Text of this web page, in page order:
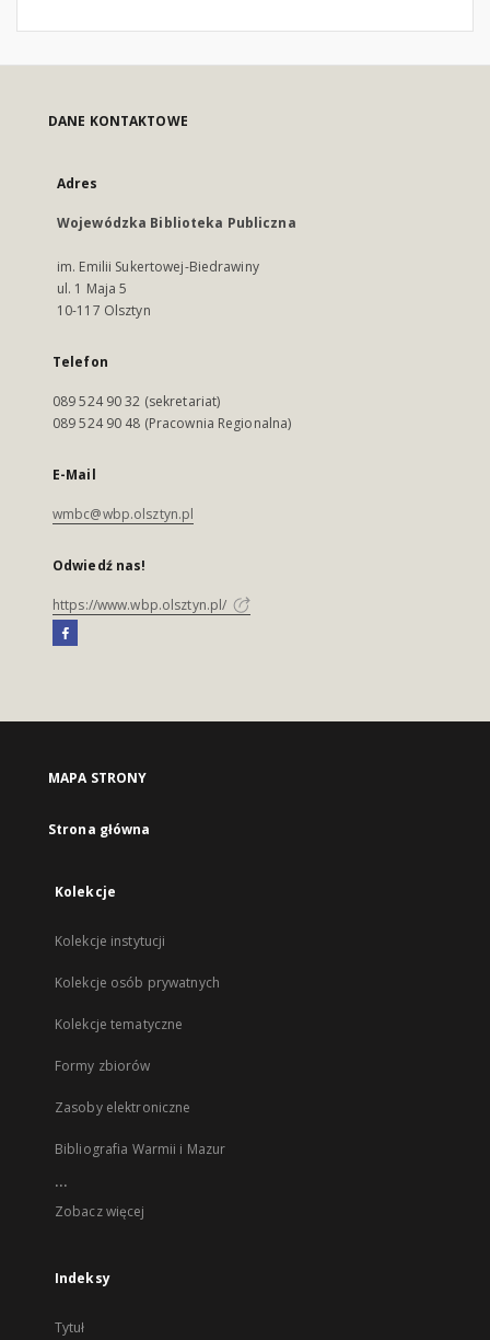
DANE KONTAKTOWE
Adres
Wojewódzka Biblioteka Publiczna
im. Emilii Sukertowej-Biedrawiny
ul. 1 Maja 5
10-117 Olsztyn
Telefon
089 524 90 32 (sekretariat)
089 524 90 48 (Pracownia Regionalna)
E-Mail
wmbc@wbp.olsztyn.pl
Odwiedź nas!
https://www.wbp.olsztyn.pl/
MAPA STRONY
Strona główna
Kolekcje
Kolekcje instytucji
Kolekcje osób prywatnych
Kolekcje tematyczne
Formy zbiorów
Zasoby elektroniczne
Bibliografia Warmii i Mazur
...
Zobacz więcej
Indeksy
Tytuł